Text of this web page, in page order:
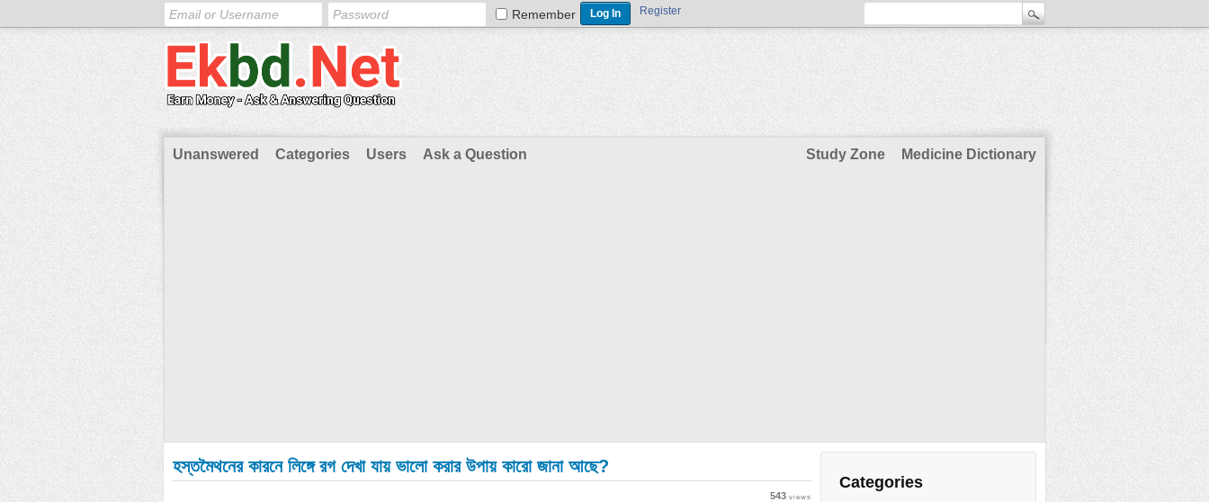
Remember Register
Unanswered Categories Users Ask a Question Medicine Dictionary
Study Zone
Categories
হস্তমৈথনের কারনে লিঙ্গে রগ দেখা যায় ভালো করার উপায় কারো জানা আছে?
543 views